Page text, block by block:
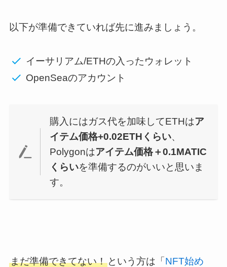
以下が準備できていれば先に進みましょう。
イーサリアム/ETHの入ったウォレット
OpenSeaのアカウント
購入にはガス代を加味してETHはア
イテム価格+0.02ETHくらい、
Polygonはアイテム価格＋0.1MATIC
くらいを準備するのがいいと思いま
す。
まだ準備できてない！という方は「NFT始め